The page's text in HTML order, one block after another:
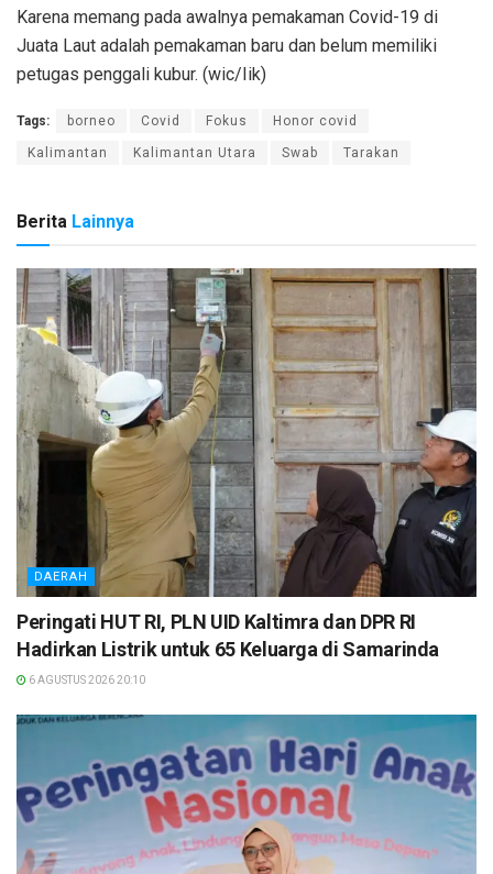
Karena memang pada awalnya pemakaman Covid-19 di
Juata Laut adalah pemakaman baru dan belum memiliki
petugas penggali kubur. (wic/Iik)
Tags: borneo Covid Fokus Honor covid
Kalimantan Kalimantan Utara Swab Tarakan
Berita Lainnya
DAERAH
Peringati HUT RI, PLN UID Kaltimra dan DPR RI
Hadirkan Listrik untuk 65 Keluarga di Samarinda
6 AGUSTUS 2026 20:10